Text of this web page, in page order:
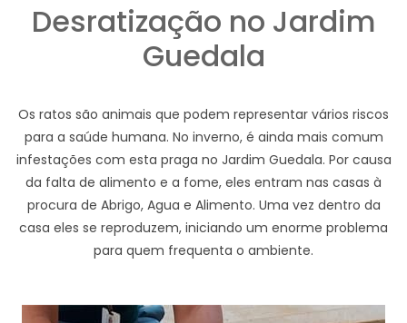
Desratização no Jardim
Guedala
Os ratos são animais que podem representar vários riscos
para a saúde humana. No inverno, é ainda mais comum
infestações com esta praga no Jardim Guedala. Por causa
da falta de alimento e a fome, eles entram nas casas à
procura de Abrigo, Agua e Alimento. Uma vez dentro da
casa eles se reproduzem, iniciando um enorme problema
para quem frequenta o ambiente.